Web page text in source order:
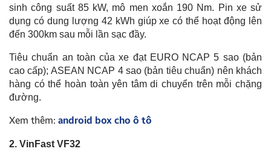
sinh công suất 85 kW, mô men xoắn 190 Nm. Pin xe sử
dụng có dung lượng 42 kWh giúp xe có thể hoạt động lên
đến 300km sau mỗi lần sạc đầy.
Tiêu chuẩn an toàn của xe đạt EURO NCAP 5 sao (bản
cao cấp); ASEAN NCAP 4 sao (bản tiêu chuẩn) nên khách
hàng có thể hoàn toàn yên tâm di chuyển trên mỗi chặng
đường.
Xem thêm: android box cho ô tô
2. VinFast VF32